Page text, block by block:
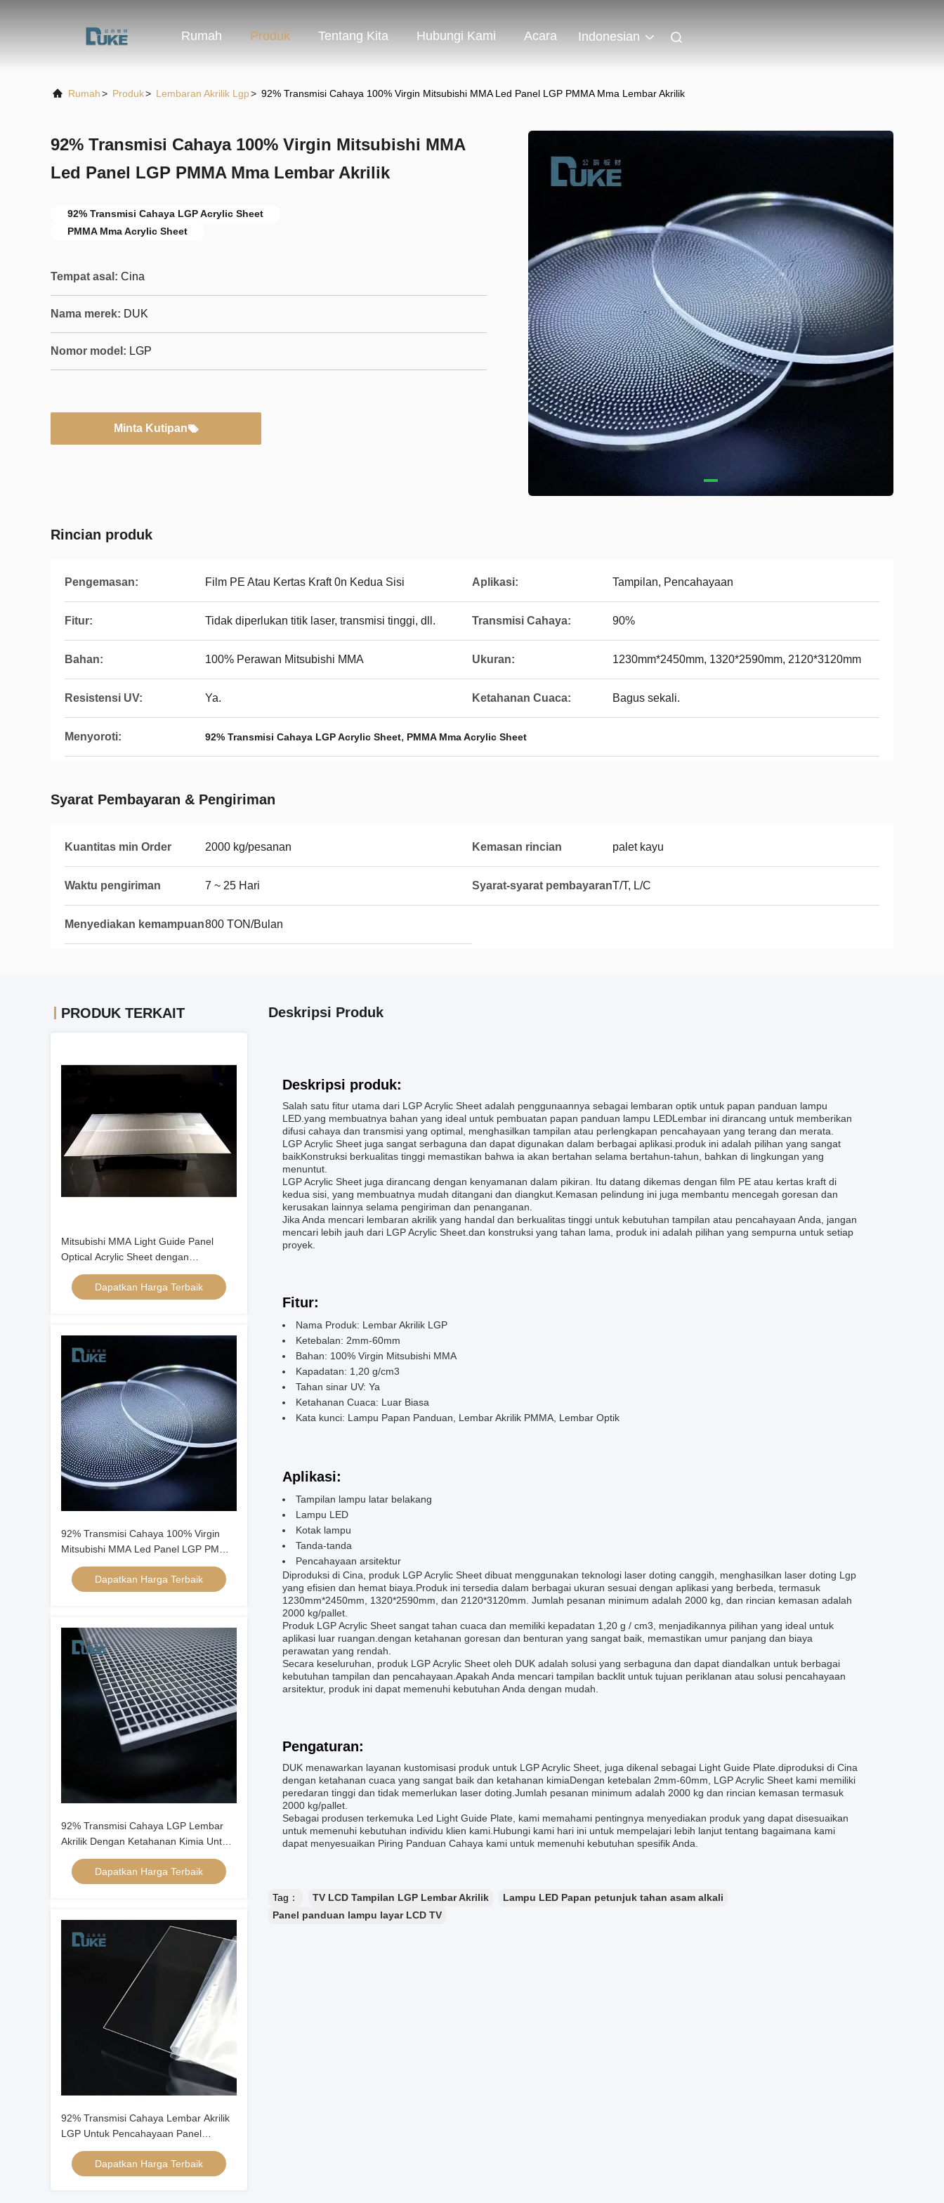
Rumah Produk Tentang Kita Hubungi Kami Acara Indonesian
Rumah> Produk> Lembaran Akrilik Lgp> 92% Transmisi Cahaya 100% Virgin Mitsubishi MMA Led Panel LGP PMMA Mma Lembar Akrilik
92% Transmisi Cahaya 100% Virgin Mitsubishi MMA
Led Panel LGP PMMA Mma Lembar Akrilik
92% Transmisi Cahaya LGP Acrylic Sheet
PMMA Mma Acrylic Sheet
Tempat asal: Cina
Nama merek: DUK
Nomor model: LGP
Minta Kutipan
Rincian produk
Pengemasan: Film PE Atau Kertas Kraft 0n Kedua Sisi Aplikasi: Tampilan, Pencahayaan
Fitur: Tidak diperlukan titik laser, transmisi tinggi, dll. Transmisi Cahaya: 90%
Bahan: 100% Perawan Mitsubishi MMA Ukuran: 1230mm*2450mm, 1320*2590mm, 2120*3120mm
Resistensi UV: Ya. Ketahanan Cuaca: Bagus sekali.
Menyoroti: 92% Transmisi Cahaya LGP Acrylic Sheet, PMMA Mma Acrylic Sheet
Syarat Pembayaran & Pengiriman
Kuantitas min Order 2000 kg/pesanan Kemasan rincian palet kayu
Waktu pengiriman 7 ~ 25 Hari Syarat-syarat pembayaranT/T, L/C
Menyediakan kemampuan800 TON/Bulan
PRODUK TERKAIT
Mitsubishi MMA Light Guide Panel
Optical Acrylic Sheet dengan
ketahanan UV yang luar biasa
Dapatkan Harga Terbaik
92% Transmisi Cahaya 100% Virgin
Mitsubishi MMA Led Panel LGP PMMA
Mma Lembar Akrilik
Dapatkan Harga Terbaik
92% Transmisi Cahaya LGP Lembar
Akrilik Dengan Ketahanan Kimia Untuk
Dapatkan Harga Terbaik
92% Transmisi Cahaya Lembar Akrilik
LGP Untuk Pencahayaan Panel
Panduan Cahaya
Dapatkan Harga Terbaik
Deskripsi Produk
Deskripsi produk:
Salah satu fitur utama dari LGP Acrylic Sheet adalah penggunaannya sebagai lembaran optik untuk papan panduan lampu
LED.yang membuatnya bahan yang ideal untuk pembuatan papan panduan lampu LEDLembar ini dirancang untuk memberikan
difusi cahaya dan transmisi yang optimal, menghasilkan tampilan atau perlengkapan pencahayaan yang terang dan merata.
LGP Acrylic Sheet juga sangat serbaguna dan dapat digunakan dalam berbagai aplikasi.produk ini adalah pilihan yang sangat
baikKonstruksi berkualitas tinggi memastikan bahwa ia akan bertahan selama bertahun-tahun, bahkan di lingkungan yang
menuntut.
LGP Acrylic Sheet juga dirancang dengan kenyamanan dalam pikiran. Itu datang dikemas dengan film PE atau kertas kraft di
kedua sisi, yang membuatnya mudah ditangani dan diangkut.Kemasan pelindung ini juga membantu mencegah goresan dan
kerusakan lainnya selama pengiriman dan penanganan.
Jika Anda mencari lembaran akrilik yang handal dan berkualitas tinggi untuk kebutuhan tampilan atau pencahayaan Anda, jangan
mencari lebih jauh dari LGP Acrylic Sheet.dan konstruksi yang tahan lama, produk ini adalah pilihan yang sempurna untuk setiap
proyek.
Fitur:
Nama Produk: Lembar Akrilik LGP
Ketebalan: 2mm-60mm
Bahan: 100% Virgin Mitsubishi MMA
Kapadatan: 1,20 g/cm3
Tahan sinar UV: Ya
Ketahanan Cuaca: Luar Biasa
Kata kunci: Lampu Papan Panduan, Lembar Akrilik PMMA, Lembar Optik
Aplikasi:
Tampilan lampu latar belakang
Lampu LED
Kotak lampu
Tanda-tanda
Pencahayaan arsitektur
Diproduksi di Cina, produk LGP Acrylic Sheet dibuat menggunakan teknologi laser doting canggih, menghasilkan laser doting Lgp
yang efisien dan hemat biaya.Produk ini tersedia dalam berbagai ukuran sesuai dengan aplikasi yang berbeda, termasuk
1230mm*2450mm, 1320*2590mm, dan 2120*3120mm. Jumlah pesanan minimum adalah 2000 kg, dan rincian kemasan adalah
2000 kg/pallet.
Produk LGP Acrylic Sheet sangat tahan cuaca dan memiliki kepadatan 1,20 g / cm3, menjadikannya pilihan yang ideal untuk
aplikasi luar ruangan.dengan ketahanan goresan dan benturan yang sangat baik, memastikan umur panjang dan biaya
perawatan yang rendah.
Secara keseluruhan, produk LGP Acrylic Sheet oleh DUK adalah solusi yang serbaguna dan dapat diandalkan untuk berbagai
kebutuhan tampilan dan pencahayaan.Apakah Anda mencari tampilan backlit untuk tujuan periklanan atau solusi pencahayaan
arsitektur, produk ini dapat memenuhi kebutuhan Anda dengan mudah.
Pengaturan:
DUK menawarkan layanan kustomisasi produk untuk LGP Acrylic Sheet, juga dikenal sebagai Light Guide Plate.diproduksi di Cina
dengan ketahanan cuaca yang sangat baik dan ketahanan kimiaDengan ketebalan 2mm-60mm, LGP Acrylic Sheet kami memiliki
peredaran tinggi dan tidak memerlukan laser doting.Jumlah pesanan minimum adalah 2000 kg dan rincian kemasan termasuk
2000 kg/pallet.
Sebagai produsen terkemuka Led Light Guide Plate, kami memahami pentingnya menyediakan produk yang dapat disesuaikan
untuk memenuhi kebutuhan individu klien kami.Hubungi kami hari ini untuk mempelajari lebih lanjut tentang bagaimana kami
dapat menyesuaikan Piring Panduan Cahaya kami untuk memenuhi kebutuhan spesifik Anda.
Tag： TV LCD Tampilan LGP Lembar Akrilik
Lampu LED Papan petunjuk tahan asam alkali
Panel panduan lampu layar LCD TV